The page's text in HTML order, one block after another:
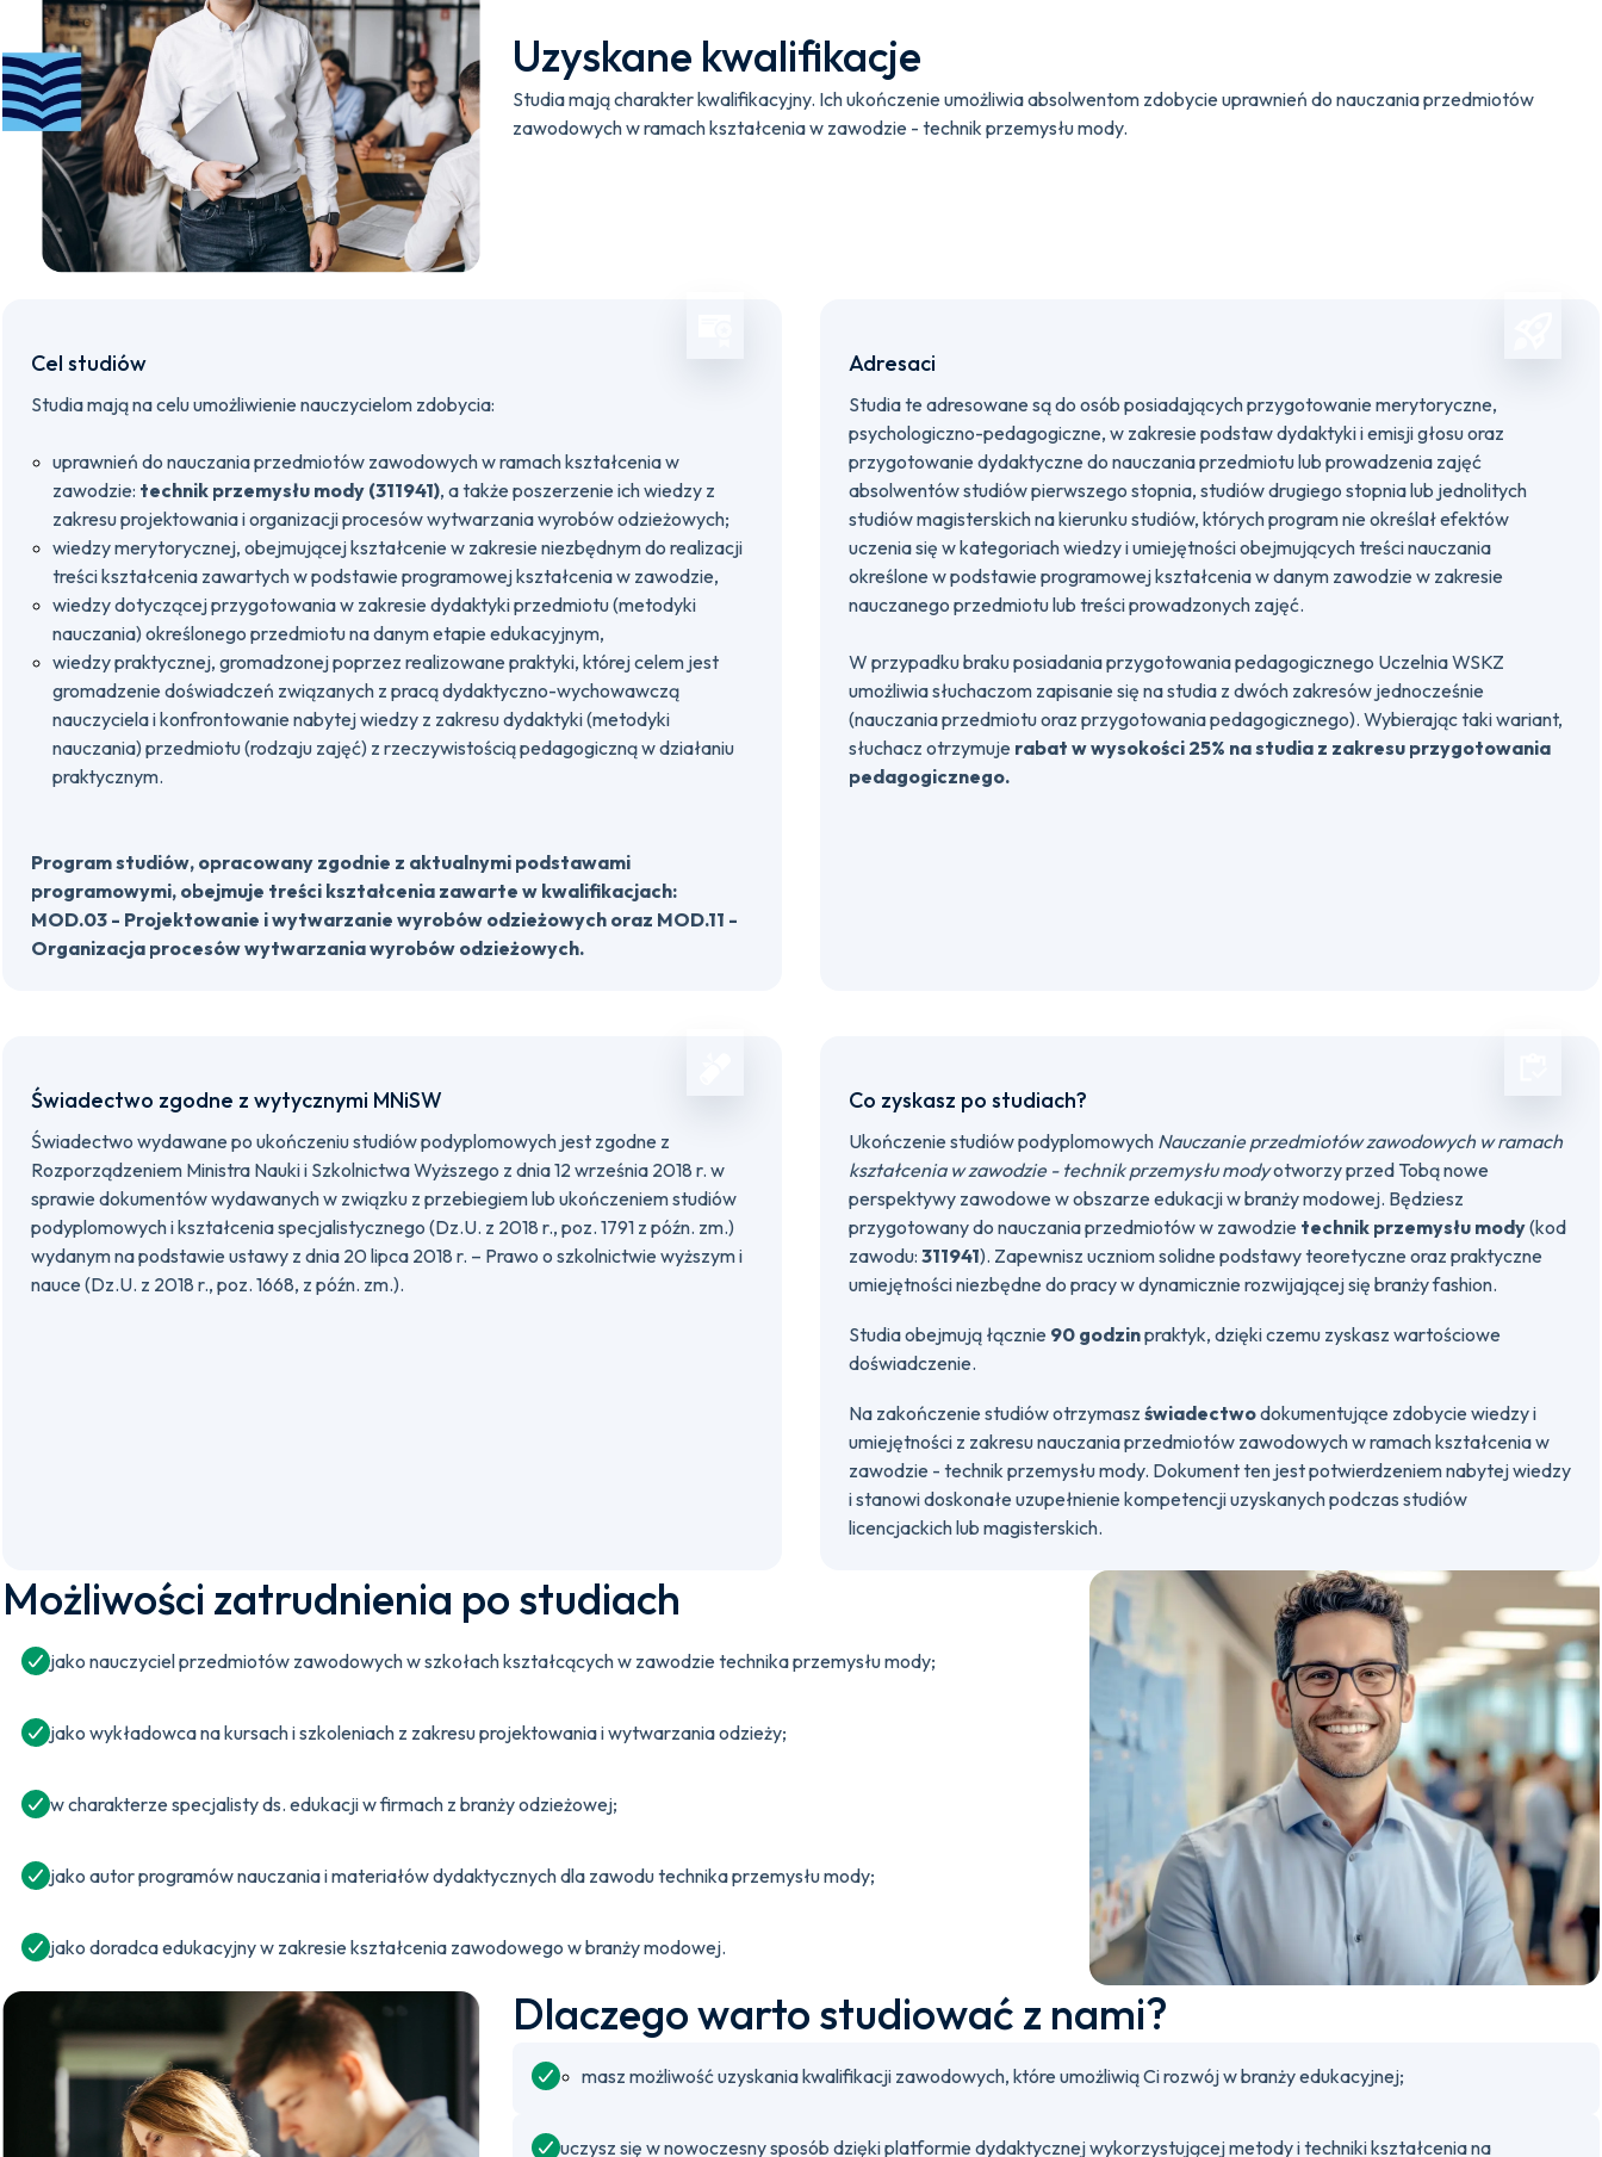
Uzyskane kwalifikacje
Studia mają charakter kwalifikacyjny. Ich ukończenie umożliwia absolwentom zdobycie uprawnień do nauczania przedmiotów
zawodowych w ramach kształcenia w zawodzie - technik przemysłu mody.
Cel studiów
Studia mają na celu umożliwienie nauczycielom zdobycia:
uprawnień do nauczania przedmiotów zawodowych w ramach kształcenia w
zawodzie: technik przemysłu mody (311941), a także poszerzenie ich wiedzy z
zakresu projektowania i organizacji procesów wytwarzania wyrobów odzieżowych;
wiedzy merytorycznej, obejmującej kształcenie w zakresie niezbędnym do realizacji
treści kształcenia zawartych w podstawie programowej kształcenia w zawodzie,
wiedzy dotyczącej przygotowania w zakresie dydaktyki przedmiotu (metodyki
nauczania) określonego przedmiotu na danym etapie edukacyjnym,
wiedzy praktycznej, gromadzonej poprzez realizowane praktyki, której celem jest
gromadzenie doświadczeń związanych z pracą dydaktyczno-wychowawczą
nauczyciela i konfrontowanie nabytej wiedzy z zakresu dydaktyki (metodyki
nauczania) przedmiotu (rodzaju zajęć) z rzeczywistością pedagogiczną w działaniu
praktycznym.
Program studiów, opracowany zgodnie z aktualnymi podstawami
programowymi, obejmuje treści kształcenia zawarte w kwalifikacjach:
MOD.03 - Projektowanie i wytwarzanie wyrobów odzieżowych oraz MOD.11 -
Organizacja procesów wytwarzania wyrobów odzieżowych.
Adresaci
Studia te adresowane są do osób posiadających przygotowanie merytoryczne,
psychologiczno-pedagogiczne, w zakresie podstaw dydaktyki i emisji głosu oraz
przygotowanie dydaktyczne do nauczania przedmiotu lub prowadzenia zajęć
absolwentów studiów pierwszego stopnia, studiów drugiego stopnia lub jednolitych
studiów magisterskich na kierunku studiów, których program nie określał efektów
uczenia się w kategoriach wiedzy i umiejętności obejmujących treści nauczania
określone w podstawie programowej kształcenia w danym zawodzie w zakresie
nauczanego przedmiotu lub treści prowadzonych zajęć.
W przypadku braku posiadania przygotowania pedagogicznego Uczelnia WSKZ
umożliwia słuchaczom zapisanie się na studia z dwóch zakresów jednocześnie
(nauczania przedmiotu oraz przygotowania pedagogicznego). Wybierając taki wariant,
słuchacz otrzymuje rabat w wysokości 25% na studia z zakresu przygotowania
pedagogicznego.
Świadectwo zgodne z wytycznymi MNiSW
Świadectwo wydawane po ukończeniu studiów podyplomowych jest zgodne z
Rozporządzeniem Ministra Nauki i Szkolnictwa Wyższego z dnia 12 września 2018 r. w
sprawie dokumentów wydawanych w związku z przebiegiem lub ukończeniem studiów
podyplomowych i kształcenia specjalistycznego (Dz.U. z 2018 r., poz. 1791 z późn. zm.)
wydanym na podstawie ustawy z dnia 20 lipca 2018 r. – Prawo o szkolnictwie wyższym i
nauce (Dz.U. z 2018 r., poz. 1668, z późn. zm.).
Co zyskasz po studiach?
Ukończenie studiów podyplomowych Nauczanie przedmiotów zawodowych w ramach
kształcenia w zawodzie - technik przemysłu modyotworzy przed Tobą nowe
perspektywy zawodowe w obszarze edukacji w branży modowej. Będziesz
przygotowany do nauczania przedmiotów w zawodzie technik przemysłu mody(kod
zawodu: 311941). Zapewnisz uczniom solidne podstawy teoretyczne oraz praktyczne
umiejętności niezbędne do pracy w dynamicznie rozwijającej się branży fashion.
Studia obejmują łącznie 90 godzinpraktyk, dzięki czemu zyskasz wartościowe
doświadczenie.
Na zakończenie studiów otrzymasz świadectwodokumentujące zdobycie wiedzy i
umiejętności z zakresu nauczania przedmiotów zawodowych w ramach kształcenia w
zawodzie - technik przemysłu mody. Dokument ten jest potwierdzeniem nabytej wiedzy
i stanowi doskonałe uzupełnienie kompetencji uzyskanych podczas studiów
licencjackich lub magisterskich.
Możliwości zatrudnienia po studiach
jako nauczyciel przedmiotów zawodowych w szkołach kształcących w zawodzie technika przemysłu mody;
jako wykładowca na kursach i szkoleniach z zakresu projektowania i wytwarzania odzieży;
w charakterze specjalisty ds. edukacji w firmach z branży odzieżowej;
jako autor programów nauczania i materiałów dydaktycznych dla zawodu technika przemysłu mody;
jako doradca edukacyjny w zakresie kształcenia zawodowego w branży modowej.
Dlaczego warto studiować z nami?
masz możliwość uzyskania kwalifikacji zawodowych, które umożliwią Ci rozwój w branży edukacyjnej;
uczysz się w nowoczesny sposób dzięki platformie dydaktycznej wykorzystującej metody i techniki kształcenia na